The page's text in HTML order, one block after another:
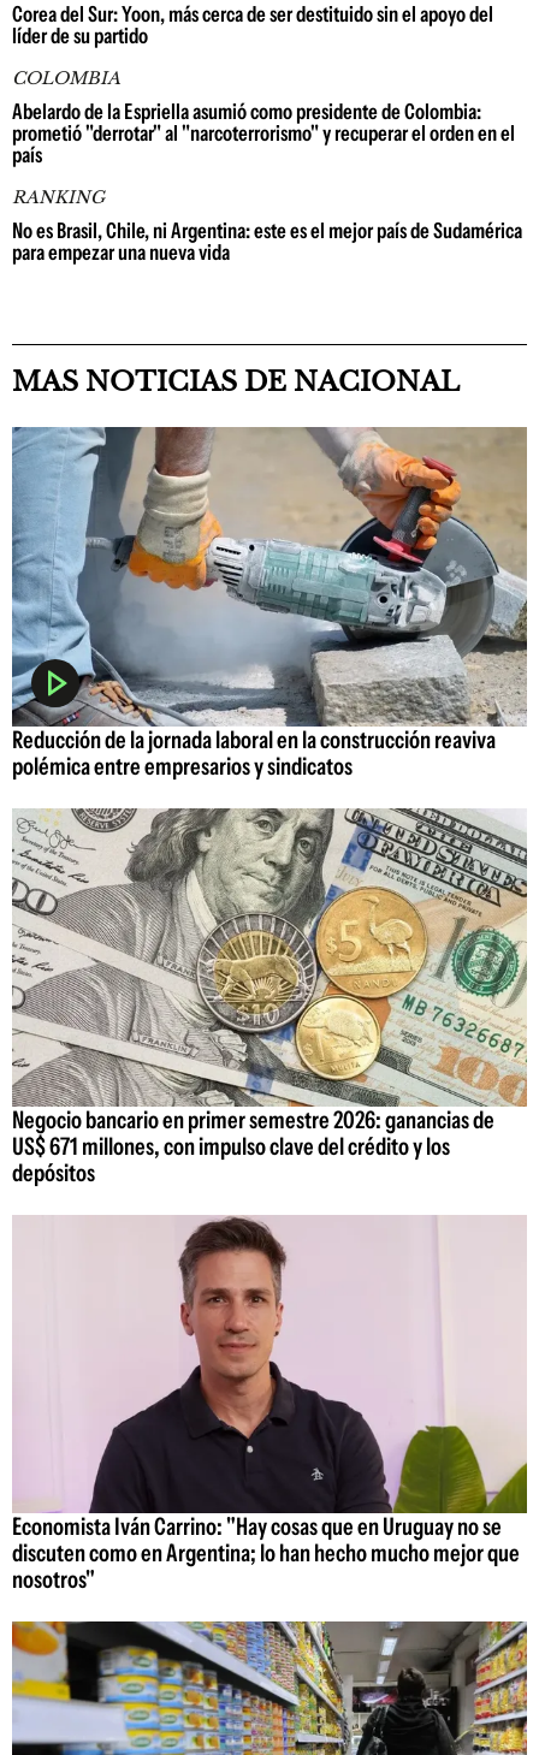
Corea del Sur: Yoon, más cerca de ser destituido sin el apoyo del
líder de su partido
COLOMBIA
Abelardo de la Espriella asumió como presidente de Colombia:
prometió "derrotar" al "narcoterrorismo" y recuperar el orden en el
país
RANKING
No es Brasil, Chile, ni Argentina: este es el mejor país de Sudamérica
para empezar una nueva vida
MAS NOTICIAS DE NACIONAL
Reducción de la jornada laboral en la construcción reaviva
polémica entre empresarios y sindicatos
Negocio bancario en primer semestre 2026: ganancias de
US$ 671 millones, con impulso clave del crédito y los
depósitos
Economista Iván Carrino: "Hay cosas que en Uruguay no se
discuten como en Argentina; lo han hecho mucho mejor que
nosotros"